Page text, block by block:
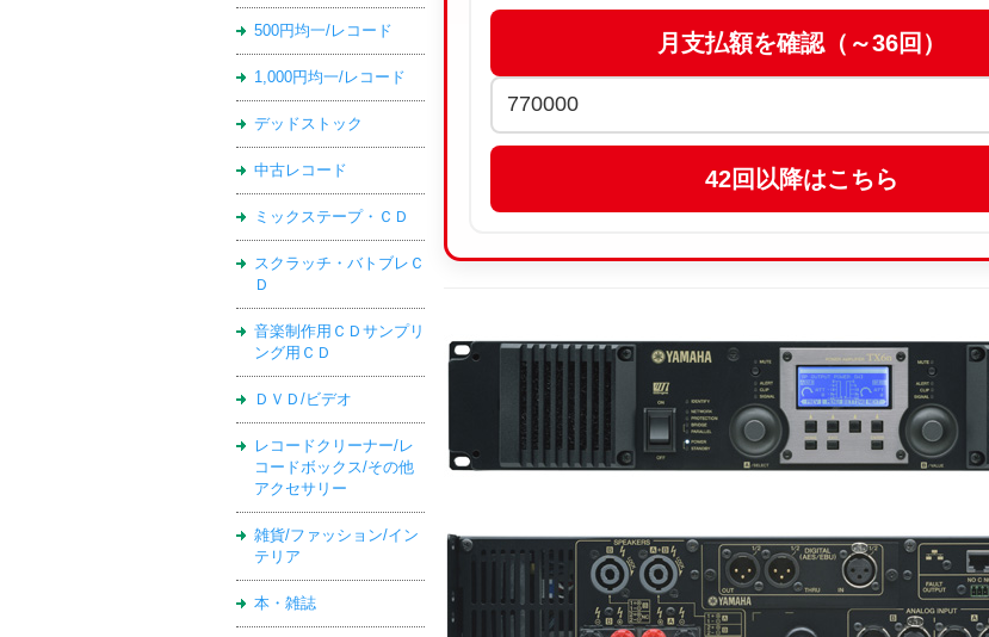
500円均一/レコード
1,000円均一/レコード
デッドストック
中古レコード
ミックステープ・ＣＤ
スクラッチ・バトブレＣ
Ｄ
音楽制作用ＣＤサンプリ
ング用ＣＤ
ＤＶＤ/ビデオ
レコードクリーナー/レ
コードボックス/その他
アクセサリー
雑貨/ファッション/イン
テリア
本・雑誌